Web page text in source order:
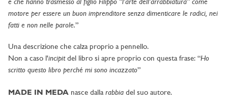
motore per essere un buon imprenditore senza dimenticare le radici, nei
fatti e non nelle parole.”
Una descrizione che calza proprio a pennello.
Non a caso l'incipitdel libro si apre proprio con questa frase: “Ho
scritto questo libro perché mi sono incazzato”
MADE IN MEDA nasce dalla rabbia del suo autore.